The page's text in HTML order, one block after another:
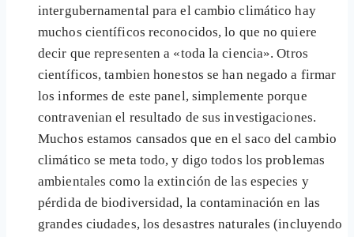
intergubernamental para el cambio climático hay
muchos científicos reconocidos, lo que no quiere
decir que representen a «toda la ciencia». Otros
científicos, tambien honestos se han negado a firmar
los informes de este panel, simplemente porque
contravenian el resultado de sus investigaciones.
Muchos estamos cansados que en el saco del cambio
climático se meta todo, y digo todos los problemas
ambientales como la extinción de las especies y
pérdida de biodiversidad, la contaminación en las
grandes ciudades, los desastres naturales (incluyendo